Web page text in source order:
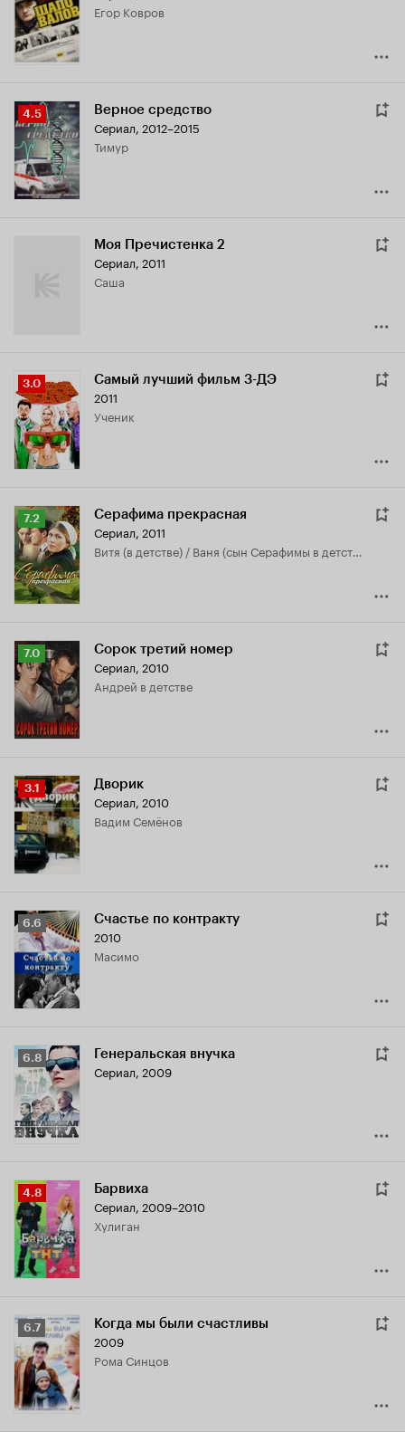
7.1
Егор Ковров
Рейтинг
Кинопоиска
4.5
4.5 Верное средство
Сериал, 2012–2015
Тимур
Моя Пречистенка 2
Сериал, 2011
Саша
Рейтинг
Кинопоиска
3.0
3.0 Самый лучший фильм 3-ДЭ
2011
ученик
Рейтинг
Кинопоиска
7.2
7.2 Серафима прекрасная
Сериал, 2011
Витя (в детстве) / Ваня (сын Серафимы в детстве)
Рейтинг
Кинопоиска
7.0
7.0 Сорок третий номер
Сериал, 2010
Андрей в детстве
Рейтинг
Кинопоиска
3.1
3.1 Дворик
Сериал, 2010
Вадим Семёнов
Рейтинг
Кинопоиска
6.6
6.6 Счастье по контракту
2010
Масимо
Рейтинг
Кинопоиска
6.8
6.8 Генеральская внучка
Сериал, 2009
Рейтинг
Кинопоиска
4.8
4.8 Барвиха
Сериал, 2009–2010
хулиган
Рейтинг
Кинопоиска
6.7
6.7 Когда мы были счастливы
2009
Рома Синцов